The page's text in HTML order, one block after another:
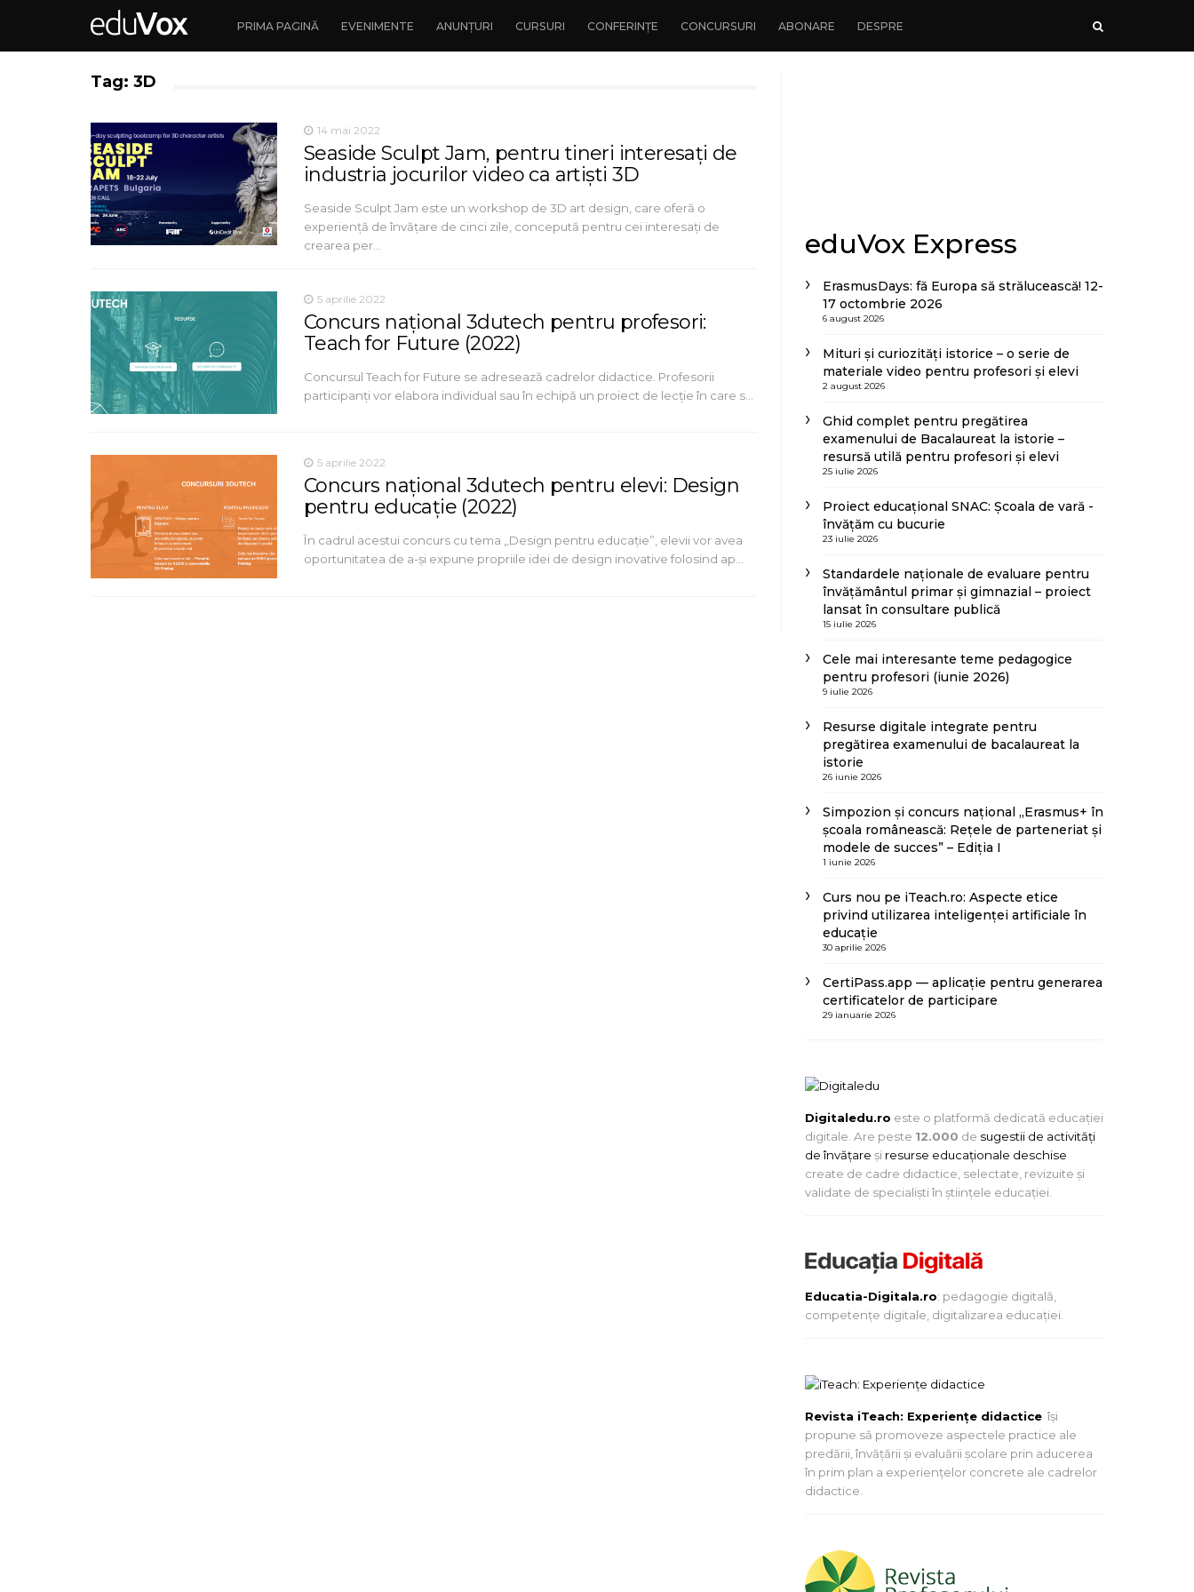
PRIMA PAGINĂ EVENIMENTE ANUNȚURI CURSURI CONFERINȚE CONCURSURI ABONARE DESPRE
Tag: 3D
14 mai 2022
Seaside Sculpt Jam, pentru tineri interesați de
industria jocurilor video ca artiști 3D
Seaside Sculpt Jam este un workshop de 3D art design, care oferă o
experiență de învățare de cinci zile, concepută pentru cei interesați de
crearea per…
5 aprilie 2022
Concurs național 3dutech pentru profesori:
Teach for Future (2022)
Concursul Teach for Future se adresează cadrelor didactice. Profesorii
participanți vor elabora individual sau în echipă un proiect de lecție în care s…
5 aprilie 2022
Concurs național 3dutech pentru elevi: Design
pentru educație (2022)
În cadrul acestui concurs cu tema „Design pentru educație”, elevii vor avea
oportunitatea de a-și expune propriile idei de design inovative folosind ap…
eduVox Express
ErasmusDays: fă Europa să strălucească! 12-
17 octombrie 2026
6 august 2026
Mituri și curiozități istorice – o serie de
materiale video pentru profesori și elevi
2 august 2026
Ghid complet pentru pregătirea
examenului de Bacalaureat la istorie –
resursă utilă pentru profesori și elevi
25 iulie 2026
Proiect educațional SNAC: Școala de vară -
învățăm cu bucurie
23 iulie 2026
Standardele naționale de evaluare pentru
învățământul primar și gimnazial – proiect
lansat în consultare publică
15 iulie 2026
Cele mai interesante teme pedagogice
pentru profesori (iunie 2026)
9 iulie 2026
Resurse digitale integrate pentru
pregătirea examenului de bacalaureat la
istorie
26 iunie 2026
Simpozion și concurs național „Erasmus+ în
școala românească: Rețele de parteneriat și
modele de succes” – Ediția I
1 iunie 2026
Curs nou pe iTeach.ro: Aspecte etice
privind utilizarea inteligenței artificiale în
educație
30 aprilie 2026
CertiPass.app — aplicație pentru generarea
certificatelor de participare
29 ianuarie 2026
Digitaledu.ro este o platformă dedicată educației
digitale. Are peste 12.000 de sugestii de activități
de învățare și resurse educaționale deschise
create de cadre didactice, selectate, revizuite și
validate de specialiști în științele educației.
Educatia-Digitala.ro: pedagogie digitală,
competențe digitale, digitalizarea educației.
Revista iTeach: Experienţe didactice îşi
propune să promoveze aspectele practice ale
predării, învăţării şi evaluării şcolare prin aducerea
în prim plan a experienţelor concrete ale cadrelor
didactice.